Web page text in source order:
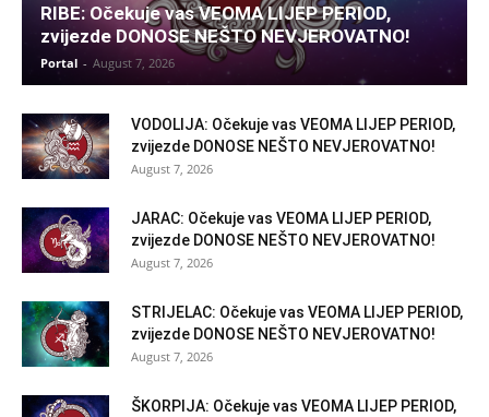
RIBE: Očekuje vas VEOMA LIJEP PERIOD,
zvijezde DONOSE NEŠTO NEVJEROVATNO!
Portal - August 7, 2026
VODOLIJA: Očekuje vas VEOMA LIJEP PERIOD,
zvijezde DONOSE NEŠTO NEVJEROVATNO!
August 7, 2026
JARAC: Očekuje vas VEOMA LIJEP PERIOD,
zvijezde DONOSE NEŠTO NEVJEROVATNO!
August 7, 2026
STRIJELAC: Očekuje vas VEOMA LIJEP PERIOD,
zvijezde DONOSE NEŠTO NEVJEROVATNO!
August 7, 2026
ŠKORPIJA: Očekuje vas VEOMA LIJEP PERIOD,